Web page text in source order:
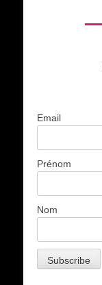
Email
Prénom
Nom